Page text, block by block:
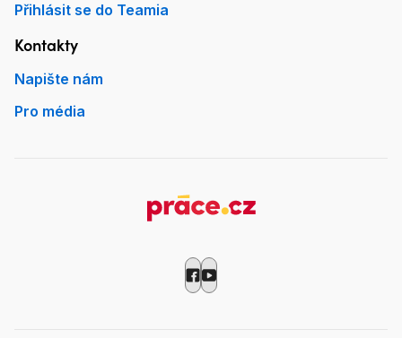
Přihlásit se do Teamia
Kontakty
Napište nám
Pro média